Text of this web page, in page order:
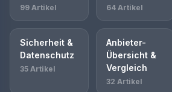
99 Artikel 64 Artikel
Sicherheit &
Datenschutz
35 Artikel
Anbieter-
Übersicht &
Vergleich
32 Artikel